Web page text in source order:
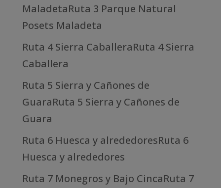
MaladetaRuta 3 Parque Natural
Posets Maladeta
Ruta 4 Sierra CaballeraRuta 4 Sierra
Caballera
Ruta 5 Sierra y Cañones de
GuaraRuta 5 Sierra y Cañones de
Guara
Ruta 6 Huesca y alrededoresRuta 6
Huesca y alrededores
Ruta 7 Monegros y Bajo CincaRuta 7